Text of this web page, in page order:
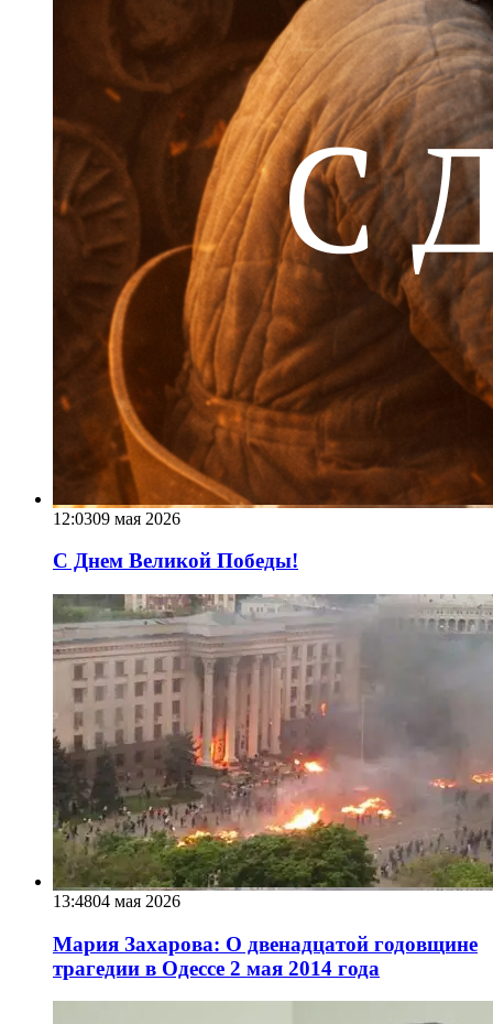
12:0309 мая 2026
С Днем Великой Победы!
13:4804 мая 2026
Мария Захарова: О двенадцатой годовщине
трагедии в Одессе 2 мая 2014 года